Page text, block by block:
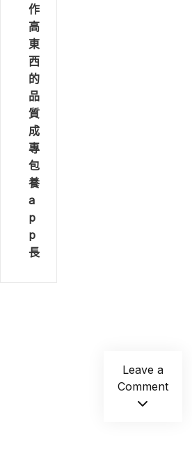
作
高
東
西
的
品
質
成
專
包
養
a
p
p
長
Leave a
Comment